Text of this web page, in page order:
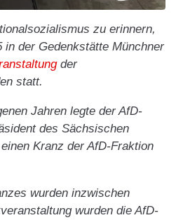
zu erinnern,
in der Gedenkstätte Münchner
der
statt.
Jahren legte der AfD-
des Sächsischen
Kranz der AfD-Fraktion
wurden inzwischen
wurden die AfD-